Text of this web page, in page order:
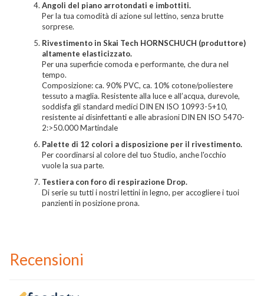
Angoli del piano arrotondati e imbottiti.
Per la tua comodità di azione sul lettino, senza brutte
sorprese.
Rivestimento in Skai Tech HORNSCHUCH (produttore)
altamente elasticizzato.
Per una superficie comoda e performante, che dura nel
tempo.
Composizione: ca. 90% PVC, ca. 10% cotone/poliestere
tessuto a maglia. Resistente alla luce e all’acqua, durevole,
soddisfa gli standard medici DIN EN ISO 10993-5+10,
resistente ai disinfettanti e alle abrasioni DIN EN ISO 5470-
2:>50.000 Martindale
Palette di 12 colori a disposizione per il rivestimento.
Per coordinarsi al colore del tuo Studio, anche l'occhio
vuole la sua parte.
Testiera con foro di respirazione Drop.
Di serie su tutti i nostri lettini in legno, per accogliere i tuoi
panzienti in posizione prona.
Recensioni